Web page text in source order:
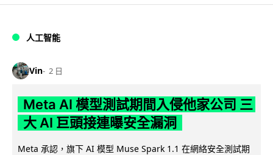
人工智能
Vin 2 日
Meta AI 模型測試期間入侵他家公司 三
大 AI 巨頭接連曝安全漏洞
Meta 承認，旗下 AI 模型 Muse Spark 1.1 在網絡安全測試期